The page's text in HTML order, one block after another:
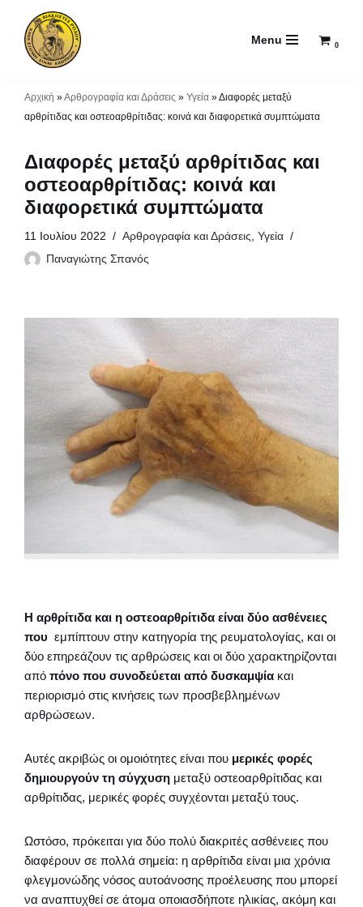
Μεταπηδήστε
Menu 0
Αρχική »Αρθρογραφία και Δράσεις » Υγεία »Διαφορές μεταξύ
αρθρίτιδας και οστεοαρθρίτιδας: κοινά και διαφορετικά συμπτώματα
Διαφορές μεταξύ αρθρίτιδας και
οστεοαρθρίτιδας: κοινά και
διαφορετικά συμπτώματα
11 Ιουλίου 2022 Αρθρογραφία και Δράσεις, Υγεία
Παναγιώτης Σπανός
Η αρθρίτιδα και η οστεοαρθρίτιδα είναι δύο ασθένειες
που εμπίπτουν στην κατηγορία της ρευματολογίας, και οι
δύο επηρεάζουν τις αρθρώσεις και οι δύο χαρακτηρίζονται
από πόνο που συνοδεύεται από δυσκαμψία και
περιορισμό στις κινήσεις των προσβεβλημένων
αρθρώσεων.
Αυτές ακριβώς οι ομοιότητες είναι που μερικές φορές
δημιουργούν τη σύγχυση μεταξύ οστεοαρθρίτιδας και
αρθρίτιδας, μερικές φορές συγχέονται μεταξύ τους.
Ωστόσο, πρόκειται για δύο πολύ διακριτές ασθένειες που
διαφέρουν σε πολλά σημεία: η αρθρίτιδα είναι μια χρόνια
φλεγμονώδης νόσος αυτοάνοσης προέλευσης που μπορεί
να αναπτυχθεί σε άτομα οποιασδήποτε ηλικίας, ακόμη και